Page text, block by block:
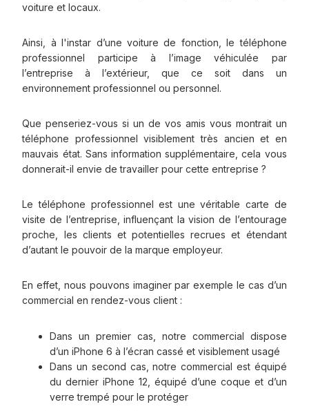
voiture et locaux.
Ainsi, à l'instar d’une voiture de fonction, le téléphone
professionnel participe à l’image véhiculée par
l’entreprise à l’extérieur, que ce soit dans un
environnement professionnel ou personnel.
Que penseriez-vous si un de vos amis vous montrait un
téléphone professionnel visiblement très ancien et en
mauvais état. Sans information supplémentaire, cela vous
donnerait-il envie de travailler pour cette entreprise ?
Le téléphone professionnel est une véritable carte de
visite de l’entreprise, influençant la vision de l’entourage
proche, les clients et potentielles recrues et étendant
d’autant le pouvoir de la marque employeur.
En effet, nous pouvons imaginer par exemple le cas d’un
commercial en rendez-vous client :
Dans un premier cas, notre commercial dispose
d’un iPhone 6 à l’écran cassé et visiblement usagé
Dans un second cas, notre commercial est équipé
du dernier iPhone 12, équipé d’une coque et d’un
verre trempé pour le protéger